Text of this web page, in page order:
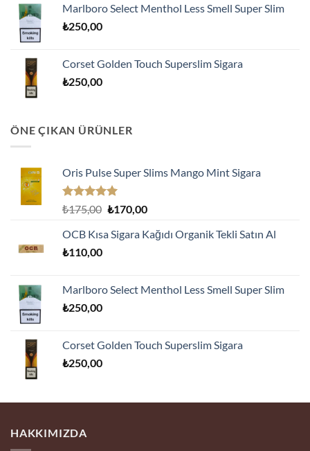
Marlboro Select Menthol Less Smell Super Slim
₺250,00
Corset Golden Touch Superslim Sigara
₺250,00
ÖNE ÇIKAN ÜRÜNLER
Oris Pulse Super Slims Mango Mint Sigara
5 üzerinden
oy
aldı
₺175,00 Orijinal
₺175,00.
₺170,00Şu
fiyat:
OCB Kısa Sigara Kağıdı Organik Tekli Satın Al
₺110,00
Marlboro Select Menthol Less Smell Super Slim
₺250,00
Corset Golden Touch Superslim Sigara
₺250,00
HAKKIMIZDA